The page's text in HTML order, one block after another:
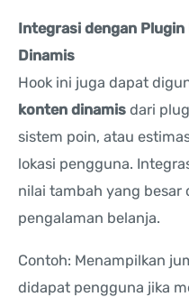
Integrasi dengan
Dinamis
Hook ini juga dapat
konten dinamis dari
sistem poin, atau
lokasi pengguna.
nilai tambah yang besar
pengalaman belanja.
Contoh: Menampilkan
didapat pengguna jika